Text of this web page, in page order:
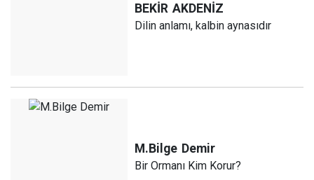
BEKİR AKDENİZ
Dilin anlamı, kalbin aynasıdır
M.Bilge Demir
Bir Ormanı Kim Korur?